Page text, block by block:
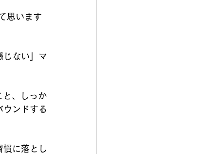
思います
じない」マ
、しっか
ウンドする
慣に落とし